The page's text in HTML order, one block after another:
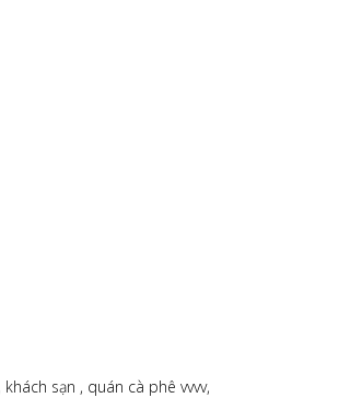
sạn , quán cà phê vvvv,